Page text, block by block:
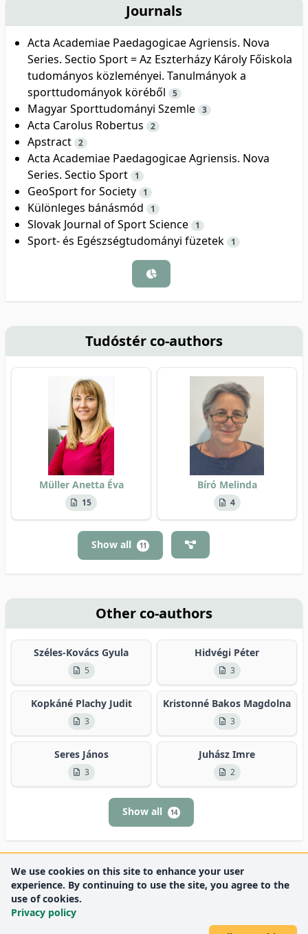
Journals
Acta Academiae Paedagogicae Agriensis. Nova
Series. Sectio Sport = Az Eszterházy Károly Főiskola
tudományos közleményei. Tanulmányok a
sporttudományok köréből
5
Magyar Sporttudományi Szemle 3
Acta Carolus Robertus 2
Apstract 2
Acta Academiae Paedagogicae Agriensis. Nova
Series. Sectio Sport
1
GeoSport for Society 1
Különleges bánásmód 1
Slovak Journal of Sport Science 1
Sport- és Egészségtudományi füzetek 1
Tudóstér co-authors
Müller Anetta Éva
15
Bíró Melinda
4
Show all 11
Other co-authors
Széles-Kovács Gyula
5
Hidvégi Péter
3
Kopkáné Plachy Judit
3
Kristonné Bakos Magdolna
3
Seres János
3
Juhász Imre
2
Show all 14
We use cookies on this site to enhance your user
experience. By continuing to use the site, you agree to the
use of cookies.
Privacy policy